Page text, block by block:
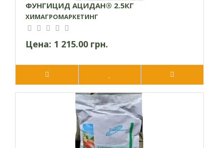
ФУНГИЦИД АЦИДАН® 2.5КГ
ХИМАГРОМАРКЕТИНГ
Цена: 1 215.00 грн.